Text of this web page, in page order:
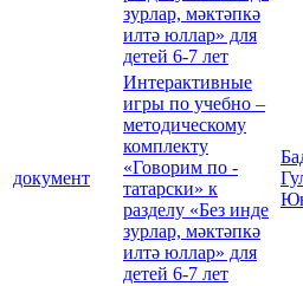
зурлар, мәктәпкә
илтә юллар» для
детей 6-7 лет
документ
Интерактивные
игры по учебно –
методическому
комплекту
«Говорим по -
татарски» к
разделу «Без инде
зурлар, мәктәпкә
илтә юллар» для
детей 6-7 лет